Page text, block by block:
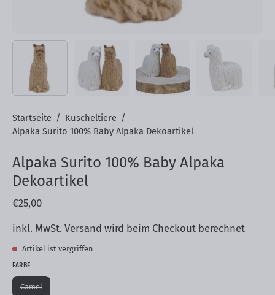
Startseite / Kuscheltiere /
Alpaka Surito 100% Baby Alpaka Dekoartikel
Alpaka Surito 100% Baby Alpaka
Dekoartikel
€25,00
inkl. MwSt. Versand wird beim Checkout berechnet
Artikel ist vergriffen
FARBE
Camel